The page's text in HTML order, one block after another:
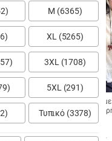
μακριά
add_shopping_cart
Γυναικείο τοπ
βερίκοκο,
μανίκια, λαιμός
27.23€
Μ (6365)
XL (5265)
3ΧL (1708)
5ΧL (291)
Τυπικό (3378)